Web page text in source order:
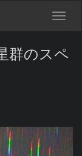
群のスペ